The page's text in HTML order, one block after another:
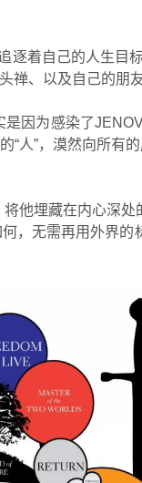
着自己的人生目
禅、以及自己的朋
因为感染了
人”，漠然向所有
他埋藏在内心深
，无需再用外界